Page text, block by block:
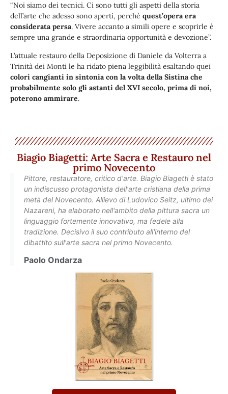
“Noi siamo dei tecnici. Ci sono tutti gli aspetti della storia
dell’arte che adesso sono aperti, perché quest’opera era
considerata persa. Vivere accanto a simili opere e scoprirle è
sempre una grande e straordinaria opportunità e devozione”.
L’attuale restauro della Deposizione di Daniele da Volterra a
Trinità dei Monti le ha ridato piena leggibilità esaltando quei
colori cangianti in sintonia con la volta della Sistina che
probabilmente solo gli astanti del XVI secolo, prima di noi,
poterono ammirare.
Biagio Biagetti: Arte Sacra e Restauro nel
primo Novecento
Pittore, restauratore, critico d'arte. Biagio Biagetti è stato
un indiscusso protagonista dell'arte cristiana della prima
metà del Novecento. Allievo di Ludovico Seitz, ultimo dei
Nazareni, ha elaborato nell'ambito della pittura sacra un
linguaggio fortemente innovativo, ma fedele alla
tradizione. Decisivo il suo contributo all'interno del
dibattito sull'arte sacra nel primo Novecento.
Paolo Ondarza